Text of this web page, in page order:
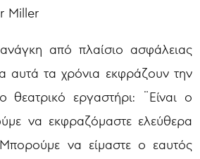
Miller
από πλαίσιο ασφάλειας
αυτά τα χρόνια εκφράζουν την
θεατρικό εργαστήρι: ¨Είναι ο
να εκφραζόμαστε ελεύθερα
να είμαστε ο εαυτός